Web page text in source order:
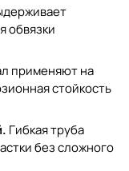
обвязки
применяют на
стойкость
Гибкая труба
без сложного